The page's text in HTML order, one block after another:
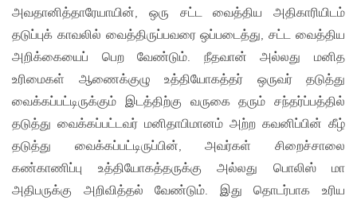
அவதானித்தாரேயாயின், ஒரு சட்ட வைத்திய அதிகாரியிடம்
தடுப்புக் காவலில் வைத்திருப்பவரை ஒப்படைத்து, சட்ட வைத்திய
அறிக்கையைப் பெற வேண்டும். நீதவான் அல்லது மனித
உரிமைகள் ஆணைக்குழு உத்தியோகத்தர் ஒருவர் தடுத்து
வைக்கப்பட்டிருக்கும் இடத்திற்கு வருகை தரும் சந்தர்ப்பத்தில்
தடுத்து வைக்கப்பட்டவர் மனிதாபிமானம் அற்ற கவனிப்பின் கீழ்
தடுத்து வைக்கப்பட்டிருப்பின், அவர்கள் சிறைச்சாலை
கண்காணிப்பு உத்தியோகத்தருக்கு அல்லது பொலிஸ் மா
அதிபருக்கு அறிவித்தல் வேண்டும். இது தொடர்பாக உரிய